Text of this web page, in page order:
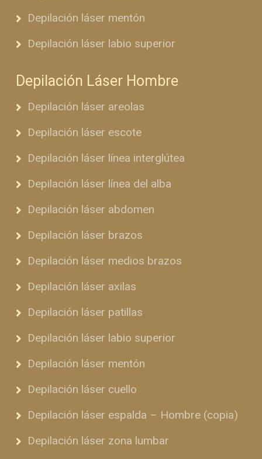
Depilación láser mentón
Depilación láser labio superior
Depilación Láser Hombre
Depilación láser areolas
Depilación láser escote
Depilación láser línea interglútea
Depilación láser línea del alba
Depilación láser abdomen
Depilación láser brazos
Depilación láser medios brazos
Depilación láser axilas
Depilación láser patillas
Depilación láser labio superior
Depilación láser mentón
Depilación láser cuello
Depilación láser espalda – Hombre (copia)
Depilación láser zona lumbar